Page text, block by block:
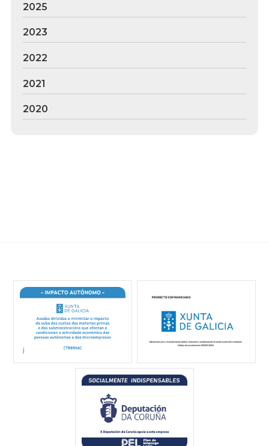
2025
2023
2022
2021
2020